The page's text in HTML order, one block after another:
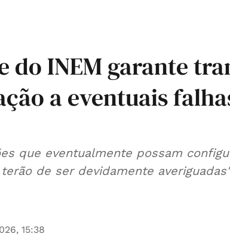
do INEM garante
a eventuais
que eventualmente possam
de ser devidamente
15:38